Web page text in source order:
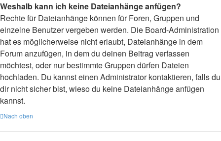
Weshalb kann ich keine Dateianhänge anfügen?
Rechte für Dateianhänge können für Foren, Gruppen und
einzelne Benutzer vergeben werden. Die Board-Administration
hat es möglicherweise nicht erlaubt, Dateianhänge in dem
Forum anzufügen, in dem du deinen Beitrag verfassen
möchtest, oder nur bestimmte Gruppen dürfen Dateien
hochladen. Du kannst einen Administrator kontaktieren, falls du
dir nicht sicher bist, wieso du keine Dateianhänge anfügen
kannst.
Nach oben